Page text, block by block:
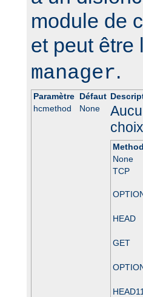
module de
et peut
manager.
Paramètre Défaut
hcmethod
None
Method
None
TCP
HEAD
GET